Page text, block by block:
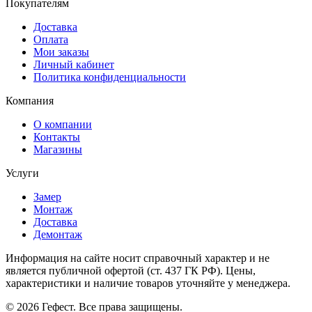
Покупателям
Доставка
Оплата
Мои заказы
Личный кабинет
Политика конфиденциальности
Компания
О компании
Контакты
Магазины
Услуги
Замер
Монтаж
Доставка
Демонтаж
Информация на сайте носит справочный характер и не
является публичной офертой (ст. 437 ГК РФ). Цены,
характеристики и наличие товаров уточняйте у менеджера.
© 2026 Гефест. Все права защищены.